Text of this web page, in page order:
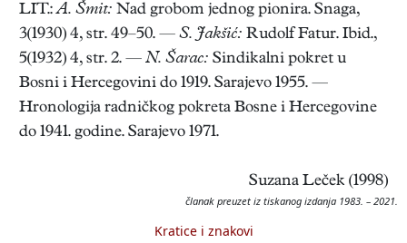
LIT.:A. Šmit: Nad grobom jednog pionira. Snaga,
3(1930) 4, str. 49–50. — S. Jakšić: Rudolf Fatur. Ibid.,
5(1932) 4, str. 2. — N. Šarac: Sindikalni pokret u
Bosni i Hercegovini do 1919. Sarajevo 1955. —
Hronologija radničkog pokreta Bosne i Hercegovine
do 1941. godine. Sarajevo 1971.
Suzana Leček (1998)
članak preuzet iz tiskanog izdanja 1983. – 2021.
Kratice i znakovi